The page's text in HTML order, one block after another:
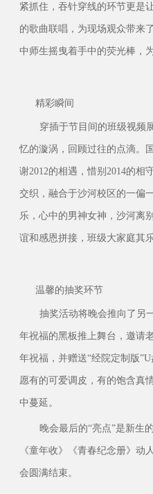
紧抓住，吞针穿线的环节更是
的歌曲联唱，为现场观众带来
中师生摇曳着手中的荧光棒，
精彩瞬间
穿插于节目间的班级视频
忆的漩涡，回顾过往的点滴。
谢2012的相遇，惜别2014的相
交织，融合于沙河校区的一偏
乐，心中的男神女神，沙河离
谊和感恩拼接，班级大家庭其
温馨的抽奖环节
抽奖活动将晚会推向了另
年祝福的黑板推上舞台，邀请
年祝福，并赠送“经院定制版
愿有的可爱调皮，有的饱含真
中蔓延。
晚会最后的“亮点”是新生
《童年收》《青春纪念册》动
会圆满结束。